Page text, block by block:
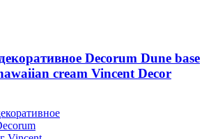
Decorum Dune base
cream Vincent Decor